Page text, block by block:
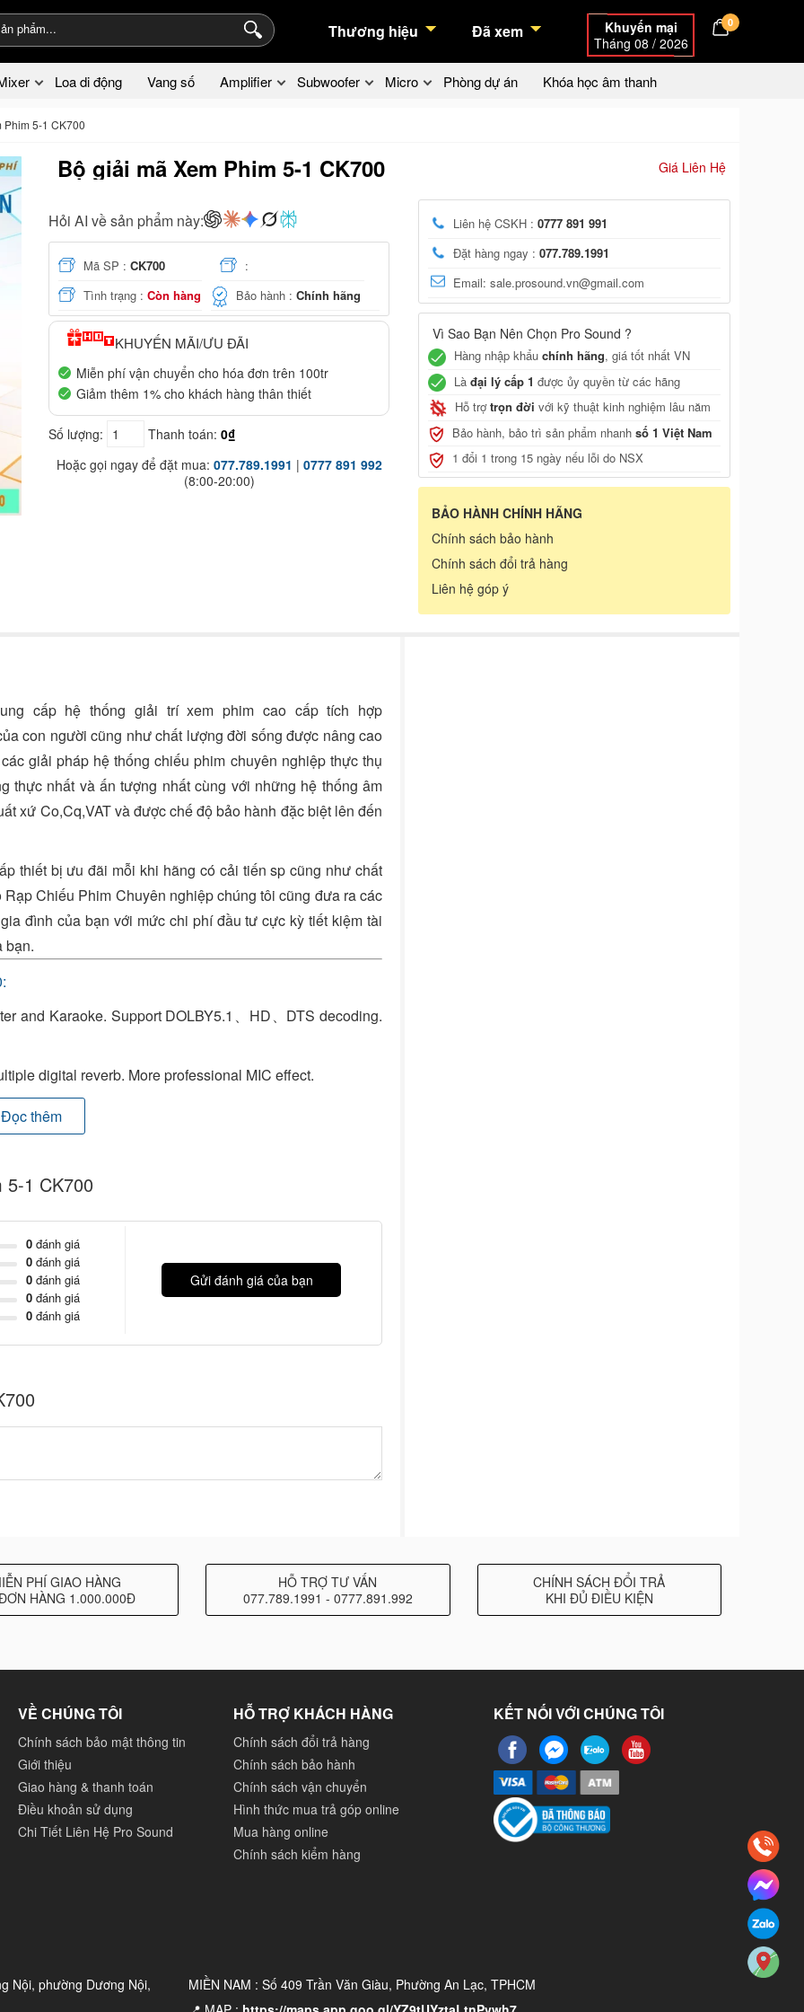
Thương hiệu Đã xem
Khuyến mại
Tháng 08 / 2026
0
Loa di động Vang số Amplifier Subwoofer Micro Phòng dự án Khóa học âm thanh
Phim 5-1 CK700
Bộ giải mã Xem Phim 5-1 CK700 Giá Liên Hệ
Hỏi AI về sản phẩm này:
Mã SP : CK700
:
Tình trạng : Còn hàng Bảo hành :Chính hãng
KHUYẾN MÃI/ƯU ĐÃI
Miễn phí vận chuyển cho hóa đơn trên 100tr
Giảm thêm 1% cho khách hàng thân thiết
Số lượng: Thanh toán: 0₫
Hoặc gọi ngay để đặt mua: 077.789.1991 | 0777 891 992
(8:00-20:00)
Liên hệ CSKH : 0777 891 991
Đặt hàng ngay : 077.789.1991
Email: sale.prosound.vn@gmail.com
Vì Sao Bạn Nên Chọn Pro Sound ?
Hàng nhập khẩu chính hãng, giá tốt nhất VN
Là đại lý cấp 1 được ủy quyền từ các hãng
Hỗ trợtrọn đời với kỹ thuật kinh nghiệm lâu năm
Bảo hành, bảo trì sản phẩm nhanh số 1 Việt Nam
1 đổi 1 trong 15 ngày nếu lỗi do NSX
BẢO HÀNH CHÍNH HÃNG
Chính sách bảo hành
Chính sách đổi trả hàng
Liên hệ góp ý
cấp hệ thống giải trí xem phim cao cấp tích hợp
con người cũng như chất lượng đời sống được nâng cao
giải pháp hệ thống chiếu phim chuyên nghiệp thực thụ
thực nhất và ấn tượng nhất cùng với những hệ thống âm
xứ Co,Cq,VAT và được chế độ bảo hành đặc biệt lên đến
thiết bị ưu đãi mỗi khi hãng có cải tiến sp cũng như chất
Chiếu Phim Chuyên nghiệp chúng tôi cũng đưa ra các
đình của bạn với mức chi phí đầu tư cực kỳ tiết kiệm tài
bạn.
and Karaoke. Support DOLBY5.1、HD、DTS decoding.
digital reverb. More professional MIC effect.
and coaxial digital audio inputs.
effectively. 4 levels Feedback elimination.
Noise Gate, HPF/LPF.
PEQ.
Band PEQ, HPF/LPF, Input selecting and Mixing ratio,
Đọc thêm
5-1 CK700
0đánh giá
0đánh giá
0đánh giá
0đánh giá
0đánh giá
Gửi đánh giá của bạn
PHÍ GIAO HÀNG
HÀNG 1.000.000Đ
HỖ TRỢ TƯ VẤN
077.789.1991 - 0777.891.992
CHÍNH SÁCH ĐỔI TRẢ
KHI ĐỦ ĐIỀU KIỆN
VỀ CHÚNG TÔI
Chính sách bảo mật thông tin
Giới thiệu
Giao hàng & thanh toán
Điều khoản sử dụng
Chi Tiết Liên Hệ Pro Sound
HỖ TRỢ KHÁCH HÀNG
Chính sách đổi trả hàng
Chính sách bảo hành
Chính sách vận chuyển
Hình thức mua trả góp online
Mua hàng online
Chính sách kiểm hàng
KẾT NỐI VỚI CHÚNG TÔI
Nội, phường Dương Nội,
MIỀN NAM : Số 409 Trần Văn Giàu, Phường An Lạc, TPHCM